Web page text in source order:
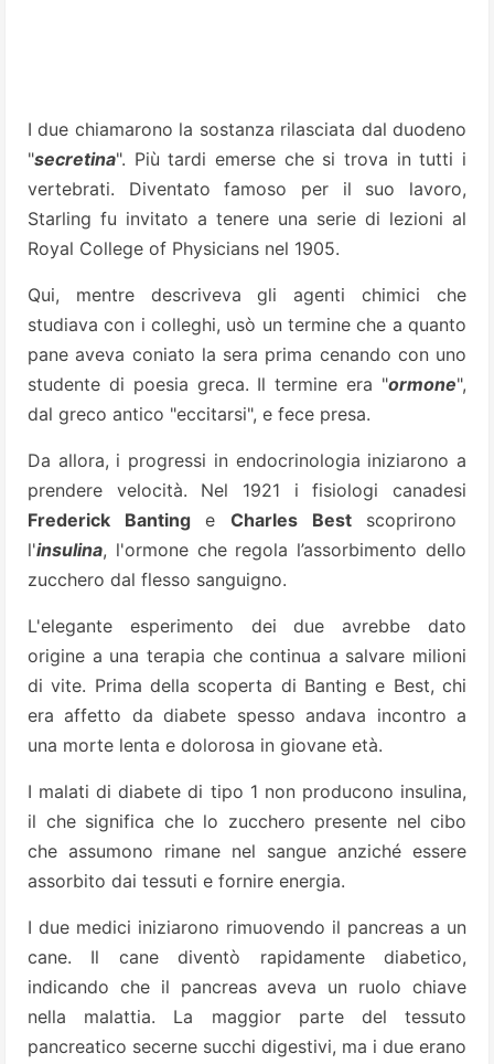
I due chiamarono la sostanza rilasciata dal duodeno
"secretina". Più tardi emerse che si trova in tutti i
vertebrati. Diventato famoso per il suo lavoro,
Starling fu invitato a tenere una serie di lezioni al
Royal College of Physicians nel 1905.
Qui, mentre descriveva gli agenti chimici che
studiava con i colleghi, usò un termine che a quanto
pane aveva coniato la sera prima cenando con uno
studente di poesia greca. Il termine era "ormone",
dal greco antico "eccitarsi", e fece presa.
Da allora, i progressi in endocrinologia iniziarono a
prendere velocità. Nel 1921 i fisiologi canadesi
Frederick BantingeCharles Bestscoprirono
l'insulina, l'ormone che regola l’assorbimento dello
zucchero dal flesso sanguigno.
L'elegante esperimento dei due avrebbe dato
origine a una terapia che continua a salvare milioni
di vite. Prima della scoperta di Banting e Best, chi
era affetto da diabete spesso andava incontro a
una morte lenta e dolorosa in giovane età.
I malati di diabete di tipo 1 non producono insulina,
il che significa che lo zucchero presente nel cibo
che assumono rimane nel sangue anziché essere
assorbito dai tessuti e fornire energia.
I due medici iniziarono rimuovendo il pancreas a un
cane. Il cane diventò rapidamente diabetico,
indicando che il pancreas aveva un ruolo chiave
nella malattia. La maggior parte del tessuto
pancreatico secerne succhi digestivi, ma i due erano